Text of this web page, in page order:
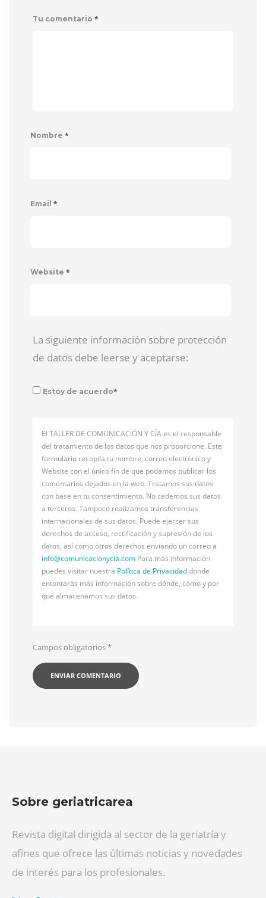
Tu comentario *
Nombre *
Email *
Website *
La siguiente información sobre protección
de datos debe leerse y aceptarse:
Estoy de acuerdo*
El TALLER DE COMUNICACIÓN Y CÍA es el responsable
del tratamiento de los datos que nos proporcione. Este
formulario recopila tu nombre, correo electrónico y
Website con el único fin de que podamos publicar los
comentarios dejados en la web. Tratamos sus datos
con base en tu consentimiento. No cedemos sus datos
a terceros. Tampoco realizamos transferencias
internacionales de sus datos. Puede ejercer sus
derechos de acceso, rectificación y supresión de los
datos, así como otros derechos enviando un correo a
info@comunicacionycia.com Para más información
puedes visitar nuestra Política de Privacidaddonde
entontarás más información sobre dónde, cómo y por
qué almacenamos sus datos.
Campos obligatorios*
Sobre geriatricarea
Revista digital dirigida al sector de la geriatría y
afines que ofrece las últimas noticias y novedades
de interés para los profesionales.